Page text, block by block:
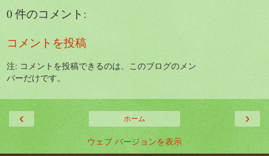
0 件のコメント:
コメントを投稿
注: コメントを投稿できるのは、このブログのメン
バーだけです。
‹ ›
ホーム
ウェブ バージョンを表示